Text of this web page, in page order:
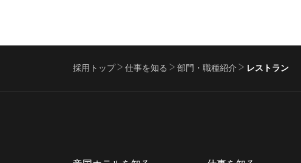
採用トップ 仕事を知る 部門・職種紹介 レストラン